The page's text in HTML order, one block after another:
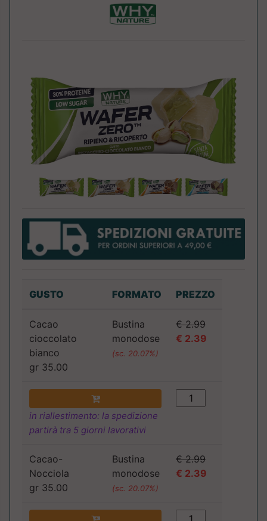
GUSTO FORMATO PREZZO
Cacao
cioccolato
bianco
gr 35.00
Bustina
monodose
(sc. 20.07%)
€ 2.99
€ 2.39
in riallestimento: la spedizione
partirà tra 5 giorni lavorativi
Cacao-
Nocciola
gr 35.00
Bustina
monodose
(sc. 20.07%)
€ 2.99
€ 2.39